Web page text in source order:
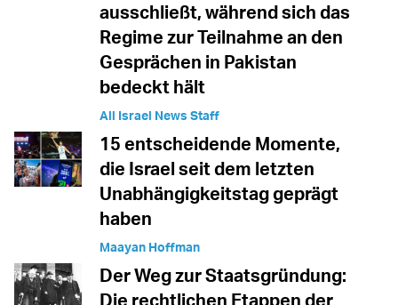
ausschließt, während sich das
Regime zur Teilnahme an den
Gesprächen in Pakistan
bedeckt hält
All Israel News Staff
15 entscheidende Momente,
die Israel seit dem letzten
Unabhängigkeitstag geprägt
haben
Maayan Hoffman
Der Weg zur Staatsgründung:
Die rechtlichen Etappen der